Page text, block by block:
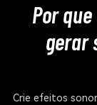
Por
gerar
Crie efeitos